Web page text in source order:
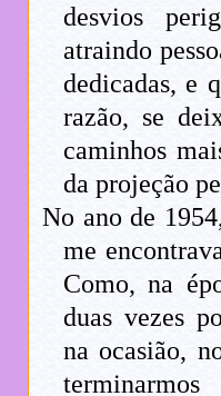
desvios
atraindo
dedicadas, e
razão, se
caminhos
da projeção
No ano de
me
Como, na
duas vezes
na ocasião,